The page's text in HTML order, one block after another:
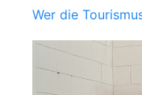
Wer die